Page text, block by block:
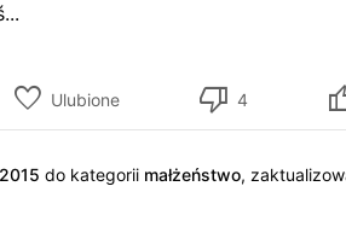
Ulubione 4
do kategorii małżeństwo,